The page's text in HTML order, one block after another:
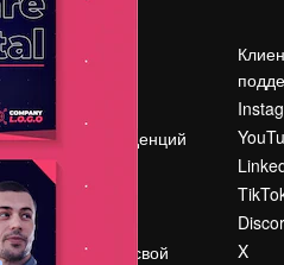
О нас
Reviews
Вакансии
Поиск тенденций
Блог
События
Продайте свой
X